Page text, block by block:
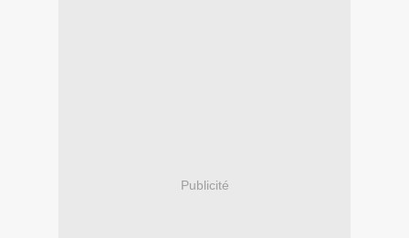
Publicité